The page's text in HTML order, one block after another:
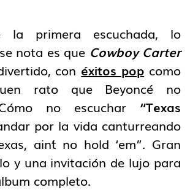
la primera escuchada, lo
nota es que Cowboy Carter
con éxitos pop como
rato que Beyoncé no
no escuchar “Texas
por la vida canturreando
ain´t no hold ‘em”. Gran
y una invitación de lujo para
completo.